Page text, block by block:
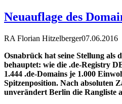
Neuauflage des
RA Florian Hitzelberger07.06.2016
Osnabrück hat seine Stellung als
behauptet: wie die .de-Registry
1.444 .de-Domains je 1.000
Spitzenposition. Nach absoluten
unverändert Berlin die Rangliste